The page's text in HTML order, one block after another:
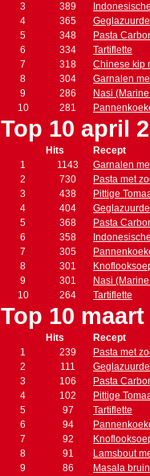
3
389
4
365
5
348
Pasta
6
334
Tartiflette
7
318
Chinese kip
8
304
Garnalen
9
286
Nasi
10
281
Top 10 april
Hits
Recept
1
1143
Garnalen
2
730
Pasta met
3
438
Pittige
4
404
5
368
Pasta
6
358
7
305
8
301
9
301
Nasi
10
264 Tartiflette
Top 10 maart
Hits
Recept
1
239
Pasta met
2
111
3
106
Pasta
4
102
Pittige
5
97
Tartiflette
6
94
7
92
8
91
Lamsbout
9
86
Masala